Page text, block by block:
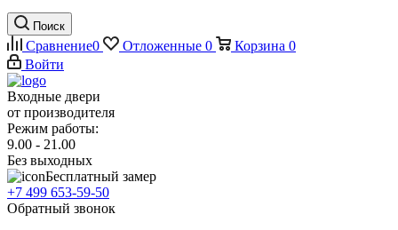
Поиск
Сравнение0 Отложенные 0 Корзина 0
Войти
Входные двери
от производителя
Режим работы:
9.00 - 21.00
Без выходных
Бесплатный замер
+7 499 653-59-50
Обратный звонок